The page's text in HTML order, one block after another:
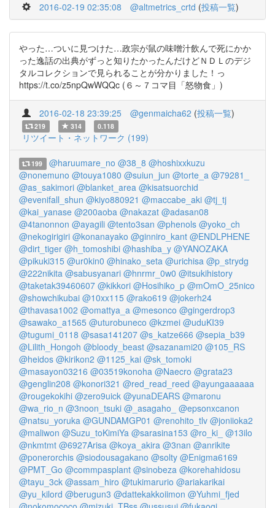
2016-02-19 02:35:08 @altmetrics_crtd (投稿一覧)
やった…ついに見つけた…政宗が鼠の味噌汁飲んで死にかか
った逸話の出典がずっと知りたかったんだけどＮＤＬのデジ
タルコレクションで見られることが分かりました！っ
https://t.co/z5npQwWQQc (６～７コマ目「怒物食」)
2016-02-18 23:39:25 @genmaicha62 (投稿一覧)
219 314 0.118
リツイート・ネットワーク (199)
199 @haruumare_no @38_8 @hoshixxkuzu
@nonemuno @touya1080 @suiun_jun @torte_a @79281_
@as_sakimori @blanket_area @kisatsuorchid
@evenifall_shun @kiyo880921 @maccabe_aki @tj_tj
@kai_yanase @200aoba @nakazat @adasan08
@4tanonnon @ayagili @tento3san @phenols @yoko_ch
@nekogirigiri @konanayako @ginniro_kant @ENDLPHENE
@dirt_tiger @h_tomoshibi @hashiba_y @YANOZAKA
@pikuki315 @ur0kin0 @hinako_seta @urichisa @p_strydg
@222nikita @sabusyanari @hnrmr_0w0 @itsukihistory
@taketak39460607 @kikkori @Hosihiko_p @mOmO_25nico
@showchikubai @10xx115 @rako619 @jokerh24
@thavasa1002 @omattya_a @mesonco @gingerdrop3
@sawako_a1565 @uturobuneco @kzmei @uduKI39
@tugumi_0118 @sasa141207 @s_katze666 @sepia_b39
@Lilith_Hongoh @bloody_beast @sazanami20 @105_RS
@heidos @kirikon2 @1125_kai @sk_tomoki
@masayon03216 @03519konoha @Naecro @grata23
@genglin208 @konori321 @red_read_reed @ayungaaaaaa
@rougekokihi @zero9uick @yunaDEARS @maronu
@wa_rio_n @3noon_tsuki @_asagaho_
@epsonxcanon
@natsu_yoruka @GUNDAMGP01 @renohito_tlv @joniioka2
@maliwon @Suzu_toKimiYa @sarasina153 @ro_ki_ @13ilo
@nkmtmt @6927Arisa @koya_akira @3nan @anrikite
@ponerorchis @siodousagakano @solty @Enigma6169
@PMT_Go @commpasplant @sinobeza @korehahidosu
@tayu_3ck @assam_hiro @tukimarurio @ariakarikai
@yu_kilord @berugun3 @dattekakkoiimon @Yuhmi_fjed